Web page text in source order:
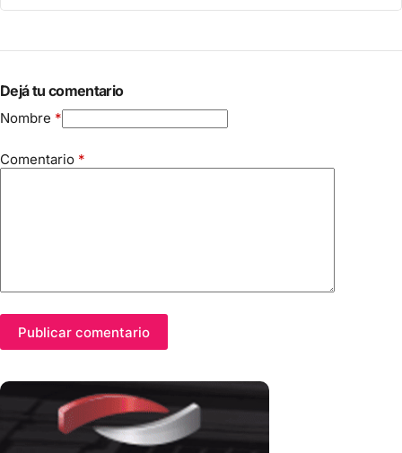
Dejá tu comentario
Nombre *
Comentario *
Publicar comentario